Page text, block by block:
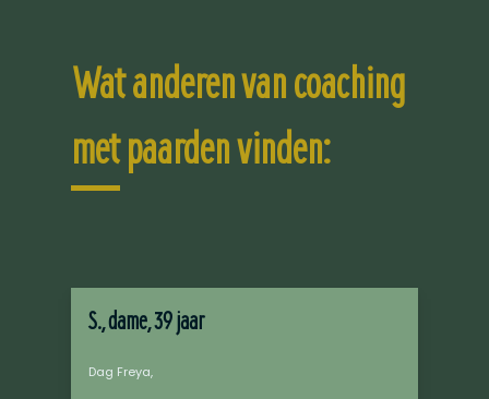
Wat anderen van coaching
met paarden vinden:
S., dame, 39 jaar
Dag Freya,